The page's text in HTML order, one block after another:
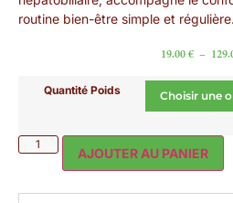
routine bien-être simple et régulière.
19.00 € –
Quantité Poids
AJOUTER AU PANIER